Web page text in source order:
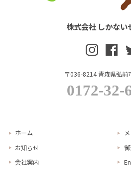
株式会社 しかない
〒036-8214 青森県弘前
0172-32-
ホーム
お知らせ
会社案内